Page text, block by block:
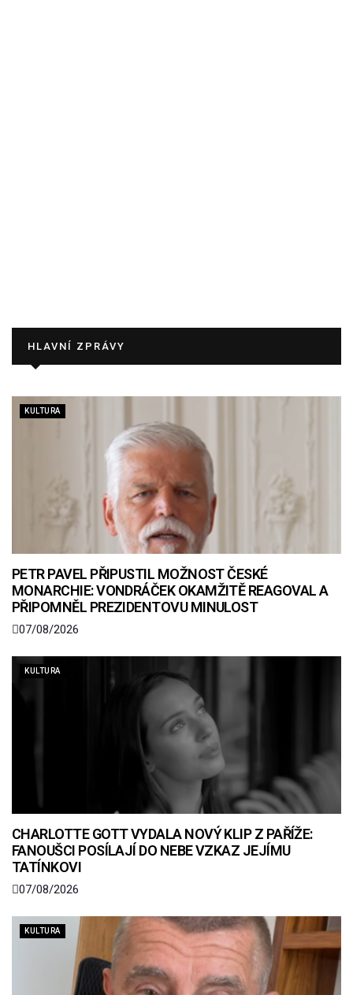
HLAVNÍ ZPRÁVY
KULTURA
PETR PAVEL PŘIPUSTIL MOŽNOST ČESKÉ
MONARCHIE: VONDRÁČEK OKAMŽITĚ REAGOVAL A
PŘIPOMNĚL PREZIDENTOVU MINULOST
07/08/2026
KULTURA
CHARLOTTE GOTT VYDALA NOVÝ KLIP Z PAŘÍŽE:
FANOUŠCI POSÍLAJÍ DO NEBE VZKAZ JEJÍMU
TATÍNKOVI
07/08/2026
KULTURA